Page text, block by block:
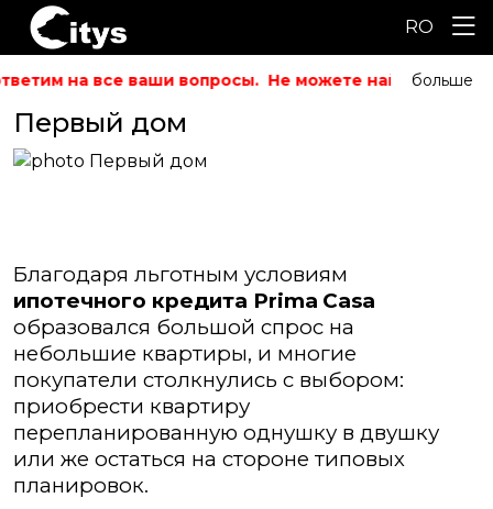
RO
на все ваши вопросы. Не можете найти то, что
больше
Первый дом
Благодаря льготным условиям
ипотечного кредита Prima Casa
образовался большой спрос на
небольшие квартиры, и многие
покупатели столкнулись с выбором:
приобрести квартиру
перепланированную однушку в двушку
или же остаться на стороне типовых
планировок.